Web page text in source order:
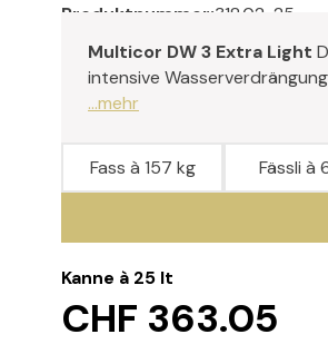
Produktnummer:318.02-25
Multicor DW 3 Extra Light
intensive Wasserverdrängung
...mehr
Kanne à 25 lt
CHF 363.05
Fass à 157 kg Fässli à